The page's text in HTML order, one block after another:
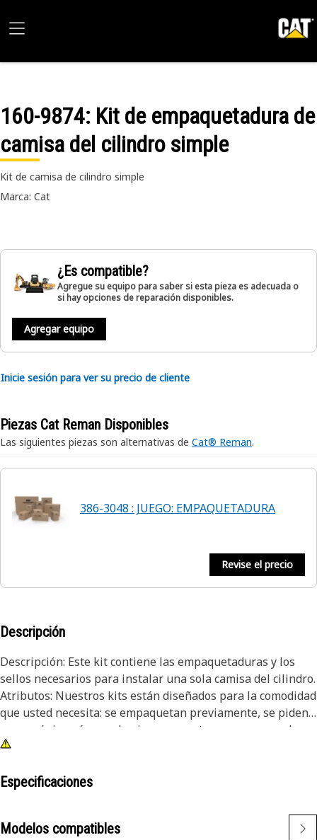
160-9874: Kit de empaquetadura de
camisa del cilindro simple
Kit de camisa de cilindro simple
Marca: Cat
¿Es compatible?
Agregue su equipo para saber si esta pieza es adecuada o
si hay opciones de reparación disponibles.
Agregar equipo
Inicie sesión para ver su precio de cliente
Piezas Cat Reman Disponibles
Las siguientes piezas son alternativas de Cat® Reman.
386-3048 : JUEGO: EMPAQUETADURA
Revise el precio
Descripción
Descripción: Este kit contiene las empaquetaduras y los
sellos necesarios para instalar una sola camisa del cilindro.
Atributos: Nuestros kits están diseñados para la comodidad
que usted necesita: se empaquetan previamente, se piden
con un único número de pieza y se entregan en una sola
caja, lo que le permite ahorrar tiempo y dinero.
Especificaciones
Modelos compatibles